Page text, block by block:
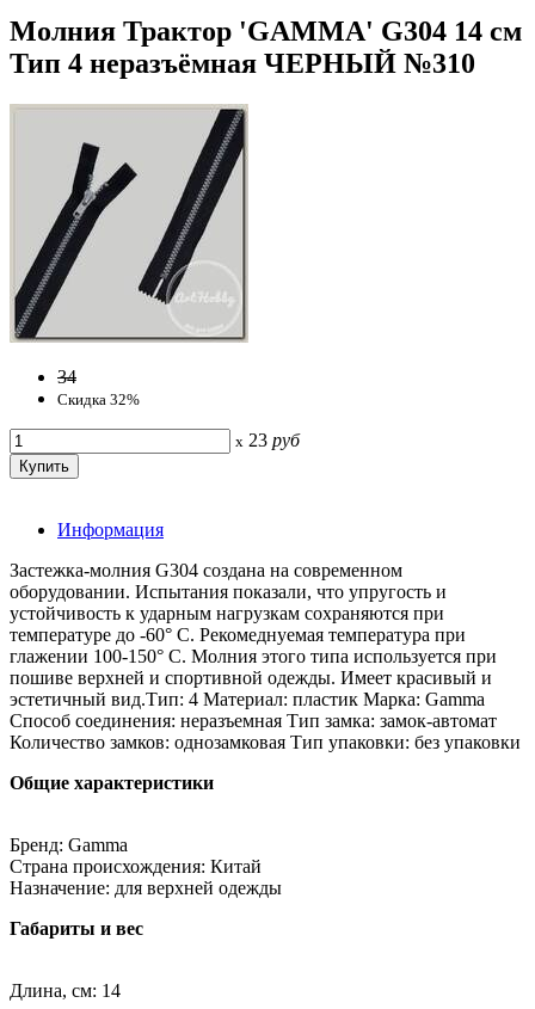
Молния Трактор 'GAMMA' G304 14 см
Тип 4 неразъёмная ЧЕРНЫЙ №310
34
Скидка 32%
x 23 руб
Информация
Застежка-молния G304 создана на современном
оборудовании. Испытания показали, что упругость и
устойчивость к ударным нагрузкам сохраняются при
температуре до -60° С. Рекомеднуемая температура при
глажении 100-150° С. Молния этого типа используется при
пошиве верхней и спортивной одежды. Имеет красивый и
эстетичный вид.Тип: 4 Материал: пластик Марка: Gamma
Способ соединения: неразъемная Тип замка: замок-автомат
Количество замков: однозамковая Тип упаковки: без упаковки
Общие характеристики
Бренд: Gamma
Страна происхождения: Китай
Назначение: для верхней одежды
Габариты и вес
Длина, см: 14